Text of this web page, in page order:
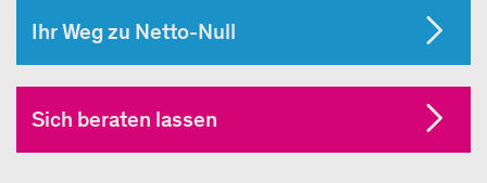
Ihr Weg zu Netto-Null
Sich beraten lassen